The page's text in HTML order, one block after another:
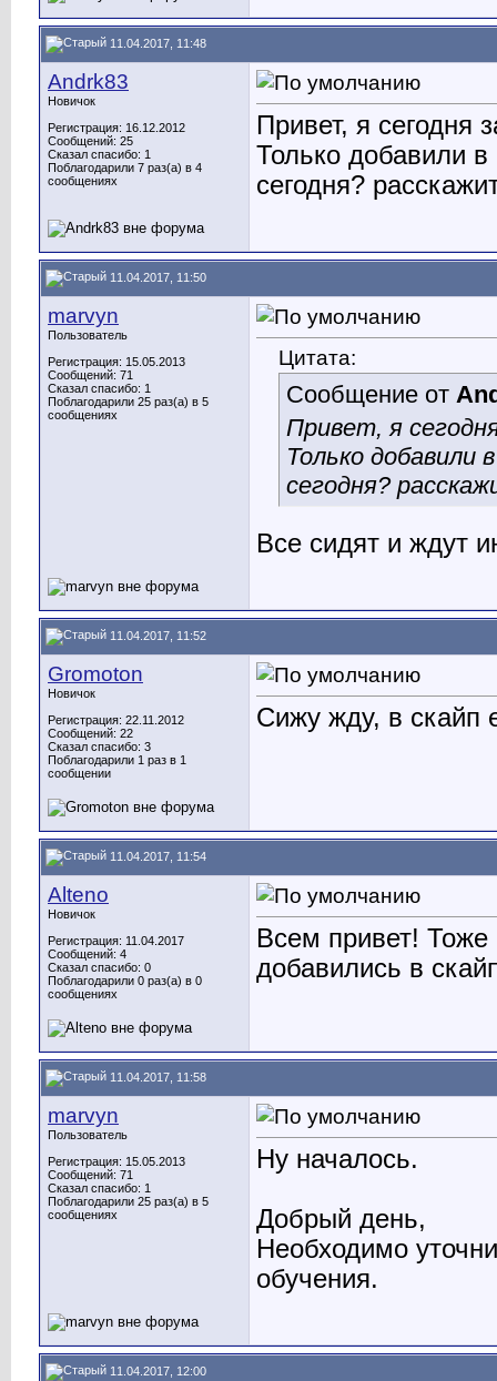
11.04.2017, 11:48
Andrk83
Новичок
Регистрация: 16.12.2012
Сообщений: 25
Сказал спасибо: 1
Поблагодарили 7 раз(а) в 4
сообщениях
Привет, я
Только добавили
сегодня?
11.04.2017, 11:50
marvyn
Пользователь
Регистрация: 15.05.2013
Сообщений: 71
Сказал спасибо: 1
Поблагодарили 25 раз(а) в 5
сообщениях
Цитата:
Сообщение от
Привет, я
Только
сегодня?
Все сидят и ждут
11.04.2017, 11:52
Gromoton
Новичок
Регистрация: 22.11.2012
Сообщений: 22
Сказал спасибо: 3
Поблагодарили 1 раз в 1
сообщении
Сижу жду, в скайп
11.04.2017, 11:54
Alteno
Новичок
Регистрация: 11.04.2017
Сообщений: 4
Сказал спасибо: 0
Поблагодарили 0 раз(а) в 0
сообщениях
Всем привет!
добавились в
11.04.2017, 11:58
marvyn
Пользователь
Регистрация: 15.05.2013
Сообщений: 71
Сказал спасибо: 1
Поблагодарили 25 раз(а) в 5
сообщениях
Ну началось.
Добрый день,
Необходимо
обучения.
11.04.2017, 12:00